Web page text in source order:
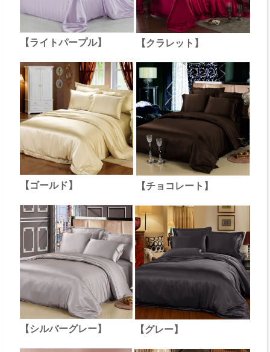
【ライトパープル】 【クラレット】
【ゴールド】 【チョコレート】
【シルバーグレー】 【グレー】